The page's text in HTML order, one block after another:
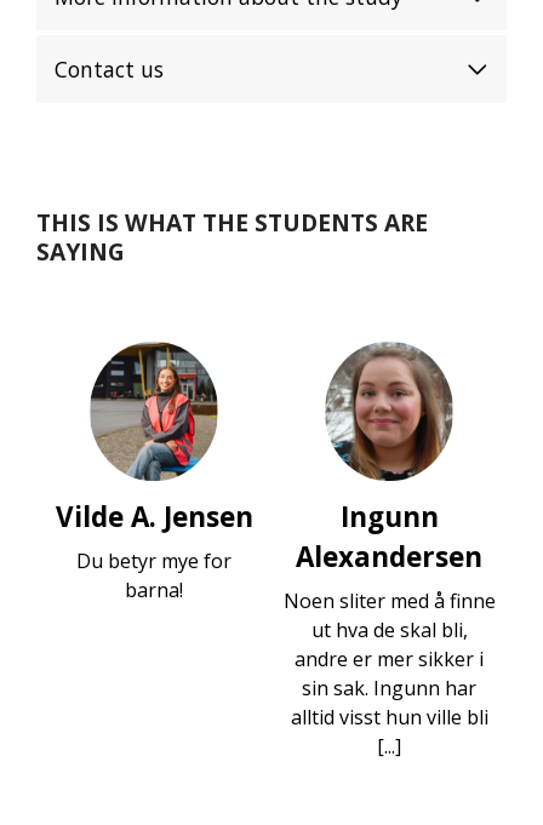
Contact us
THIS IS WHAT THE STUDENTS ARE
SAYING
Vilde A. Jensen
Du betyr mye for
barna!
Ingunn
Alexandersen
Noen sliter med å finne
ut hva de skal bli,
andre er mer sikker i
sin sak. Ingunn har
alltid visst hun ville bli
[...]